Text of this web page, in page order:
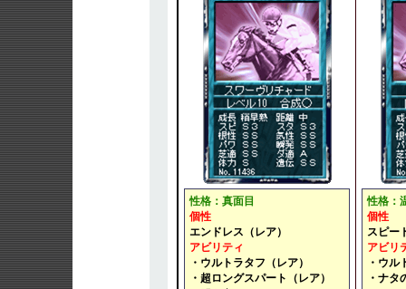
性格：真面目
個性
エンドレス（レア）
アビリティ
・ウルトラタフ（レア）
・超ロングスパート（レア）
性格：
個性
スピー
アビリ
・ウル
・ナタ